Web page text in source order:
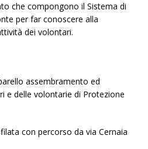
che compongono il Sistema di
per far conoscere alla
dei volontari.
assembramento ed
e delle volontarie di Protezione
con percorso da via Cernaia